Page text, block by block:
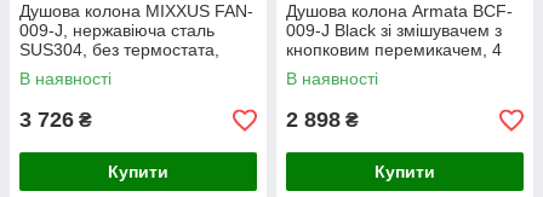
Душова колона MIXXUS FAN-
009-J, нержавіюча сталь
SUS304, без термостата,
шланг 150 см, литий вилив,
настінний монтаж, Німеччина
В наявності
3 726 ₴
Купити
Душова колона Armata BCF-
009-J Black зі змішувачем з
кнопковим перемикачем, 4
режими, матеріал корпусу -
алюміній
В наявності
2 898 ₴
Купити